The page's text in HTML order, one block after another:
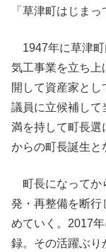
「草津町はじま
1947年に草津町
気工事業を立ち上
開して資産家と
議員に立候補して
満を持して町長選
からの町長誕生と
町長になってか
発・再整備を断行
めていく。2017
録。その活躍ぶり